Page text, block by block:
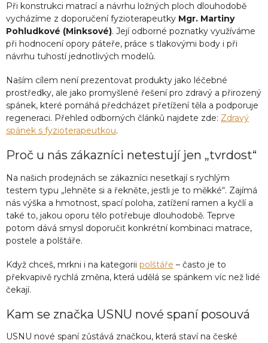
Při konstrukci matrací a návrhu ložných ploch dlouhodobě
vycházíme z doporučení fyzioterapeutky Mgr. Martiny
Pohludkové (Minksové). Její odborné poznatky využíváme
při hodnocení opory páteře, práce s tlakovými body i při
návrhu tuhostí jednotlivých modelů.
Naším cílem není prezentovat produkty jako léčebné
prostředky, ale jako promyšlené řešení pro zdravý a přirozený
spánek, které pomáhá předcházet přetížení těla a podporuje
regeneraci. Přehled odborných článků najdete zde: Zdravý
spánek s fyzioterapeutkou.
Proč u nás zákazníci netestují jen „tvrdost“
Na našich prodejnách se zákazníci nesetkají s rychlým
testem typu „lehněte si a řekněte, jestli je to měkké“. Zajímá
nás výška a hmotnost, spací poloha, zatížení ramen a kyčlí a
také to, jakou oporu tělo potřebuje dlouhodobě. Teprve
potom dává smysl doporučit konkrétní kombinaci matrace,
postele a polštáře.
Když chceš, mrkni i na kategorii polštáře – často je to
překvapivě rychlá změna, která udělá se spánkem víc než lidé
čekají.
Kam se značka USNU nové spaní posouvá
USNU nové spaní zůstává značkou, která staví na české